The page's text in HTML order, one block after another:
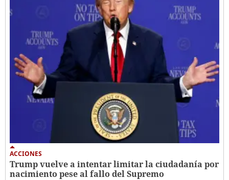
ACCIONES
Trump vuelve a intentar limitar la ciudadanía por
nacimiento pese al fallo del Supremo